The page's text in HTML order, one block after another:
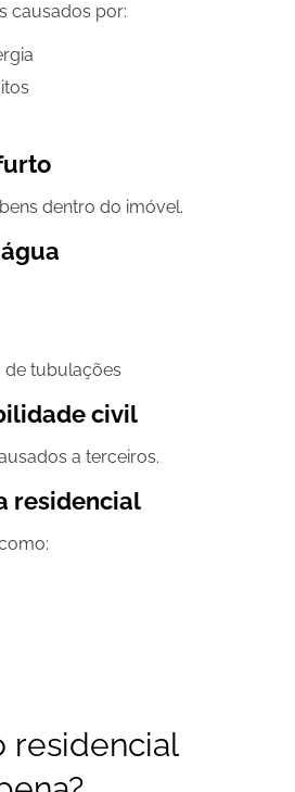
causados por:
dentro do imóvel.
tubulações
civil
a terceiros.
residencial
residencial